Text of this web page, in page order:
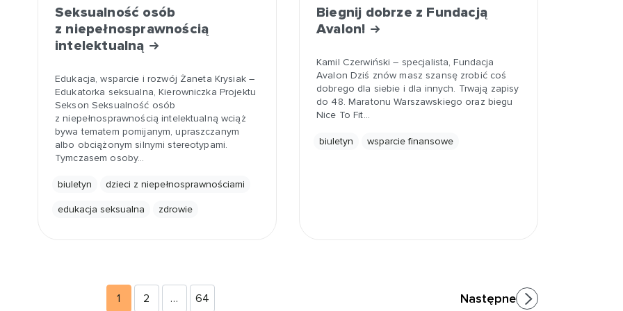
Seksualność osób
z niepełnosprawnością
intelektualną
Edukacja, wsparcie i rozwój Żaneta Krysiak –
Edukatorka seksualna, Kierowniczka Projektu
Sekson Seksualność osób
z niepełnosprawnością intelektualną wciąż
bywa tematem pomijanym, upraszczanym
albo obciążonym silnymi stereotypami.
Tymczasem osoby…
biuletyn dzieci z niepełnosprawnościami
edukacja seksualna zdrowie
Biegnij dobrze z Fundacją
Avalon!
Kamil Czerwiński – specjalista, Fundacja
Avalon Dziś znów masz szansę zrobić coś
dobrego dla siebie i dla innych. Trwają zapisy
do 48. Maratonu Warszawskiego oraz biegu
Nice To Fit…
biuletyn wsparcie finansowe
1 2 … 64 Następne